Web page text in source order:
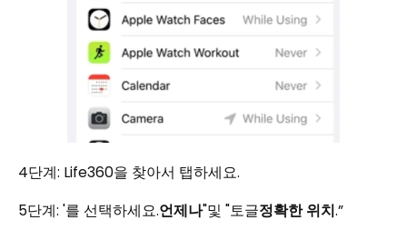
4단계: Life360을 찾아서 탭하세요.
5단계: '를 선택하세요.언제나"및 "토글정확한 위치.”